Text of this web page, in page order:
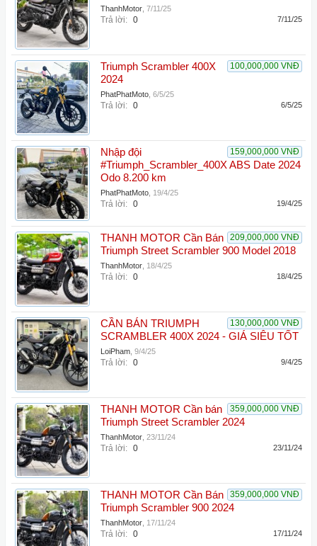
ThanhMotor 7/11/25
Trả lời: 0 7/11/25
100,000,000 VNĐ
Triumph Scrambler 400X
2024
PhatPhatMoto 6/5/25
Trả lời: 0 6/5/25
159,000,000 VNĐ
Nhập đội
#Triumph_Scrambler_400X ABS Date 2024
Odo 8.200 km
PhatPhatMoto 19/4/25
Trả lời: 0 19/4/25
209,000,000 VNĐ
THANH MOTOR Cần Bán
Triumph Street Scrambler 900 Model 2018
ThanhMotor 18/4/25
Trả lời: 0 18/4/25
130,000,000 VNĐ
CẦN BÁN TRIUMPH
SCRAMBLER 400X 2024 - GIÁ SIÊU TỐT
LoiPham 9/4/25
Trả lời: 0 9/4/25
359,000,000 VNĐ
THANH MOTOR Cần bán
Triumph Street Scrambler 2024
ThanhMotor 23/11/24
Trả lời: 0 23/11/24
359,000,000 VNĐ
THANH MOTOR Cần Bán
Triumph Scrambler 900 2024
ThanhMotor 17/11/24
Trả lời: 0 17/11/24